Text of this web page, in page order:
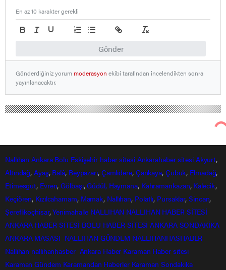
Gönder
En az 10 karakter gerekli
Gönderdiğiniz yorummoderasyon ekibi tarafından incelendikten sonra
yayınlanacaktır.
Nallıhan Ankara Bolu Eskişehir haber sitesi Ankarahabersitesi Akyurt,
Altındağ,Ayaş, Balâ, Beypazarı, Çamlıdere, Çankaya, Çubuk, Elmadağ,
Etimesgut, Evren,Gölbaşı,Güdül, Haymana, Kahramankazan, Kalecik,
Keçiören, Kızılcahamam, Mamak, Nallıhan, Polatlı, Pursaklar,Sincan,
Şereflikoçhisar,Yenimahalle NALLIHAN NALLIHAN HABER SİTESİ
ANKARA HABER SİTESİ BOLU HABER SİTESİ ANKARA SONDAKİKA
ANKARA MASASI NALLIHAN GÜNDEM NALLIHANHASHABER
Nallihan nallihanhasber Ankara Haber Karaman Haber sitesi
Karaman Gündem Karamandan Haberler Karaman Sondakika